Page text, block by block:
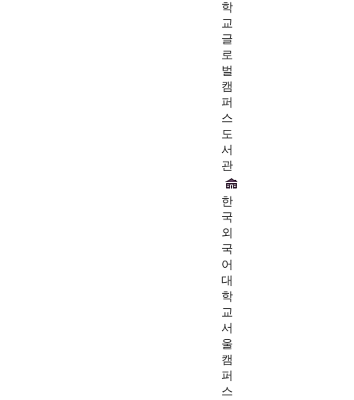
학
교
글
로
벌
캠
퍼
스
도
서
관
한
국
외
국
어
대
학
교
서
울
캠
퍼
스